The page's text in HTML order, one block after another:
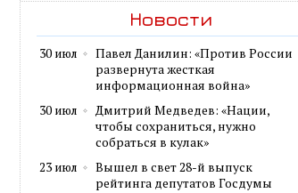
Новости
30 июл
Павел Данилин: «Против России
развернута жесткая
информационная война»
30 июл
Дмитрий Медведев: «Нации,
чтобы сохраниться, нужно
собраться в кулак»
23 июл
Вышел в свет 28-й выпуск
рейтинга депутатов Госдумы